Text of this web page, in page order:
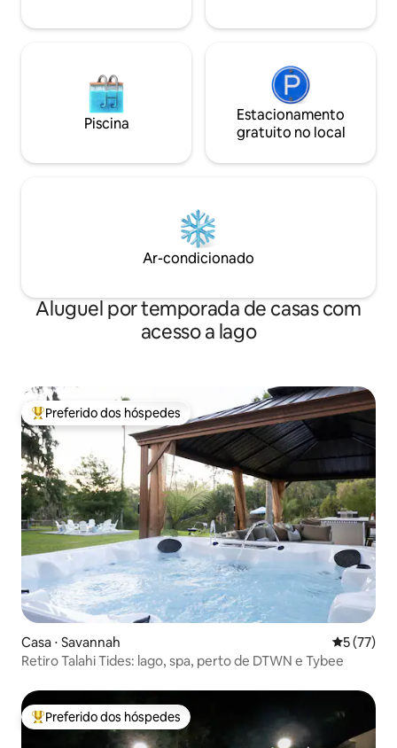
Piscina
Estacionamento
gratuito no local
Ar-condicionado
Aluguel por temporada de casas com
acesso a lago
Entre os melhores preferidos dos hóspedes
Preferido dos hóspedes
Casa ⋅ Savannah 5 de uma
5 (77)
Retiro Talahi Tides: lago, spa, perto de DTWN e Tybee
Entre os melhores preferidos dos hóspedes
Preferido dos hóspedes